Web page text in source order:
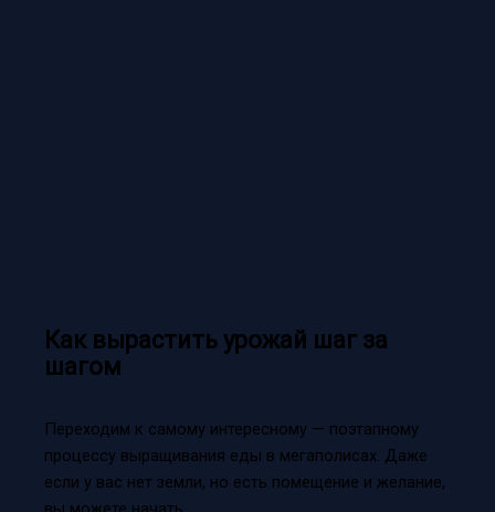
Как вырастить урожай шаг за
шагом
Переходим к самому интересному — поэтапному
процессу выращивания еды в мегаполисах. Даже
если у вас нет земли, но есть помещение и желание,